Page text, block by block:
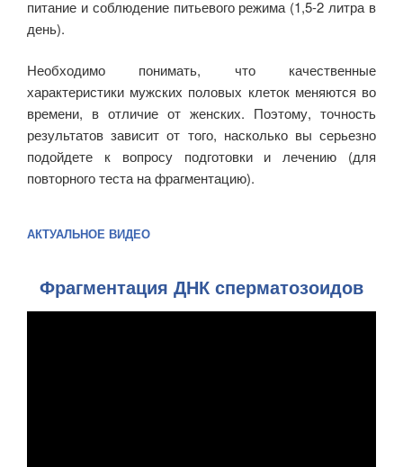
питание и соблюдение питьевого режима (1,5-2 литра в
день).
Необходимо понимать, что качественные
характеристики мужских половых клеток меняются во
времени, в отличие от женских. Поэтому, точность
результатов зависит от того, насколько вы серьезно
подойдете к вопросу подготовки и лечению (для
повторного теста на фрагментацию).
АКТУАЛЬНОЕ ВИДЕО
Фрагментация ДНК сперматозоидов